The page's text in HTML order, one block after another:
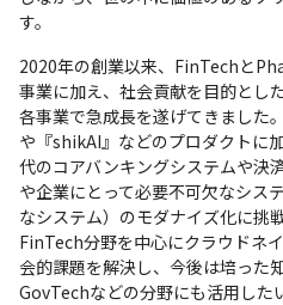
す。
2020年の創業以来、FinTechと
事業に加え、社会貢献を目的とし
各事業で急成長を遂げてきました
や『shikAI』などのプロダクトに
代のコアバンキングシステムや決
や企業にとって必要不可欠なシス
なシステム）のモダナイズ化に挑
FinTech分野を中心にクラウドネ
会的課題を解決し、今後は培っ
GovTechなどの分野にも活用した